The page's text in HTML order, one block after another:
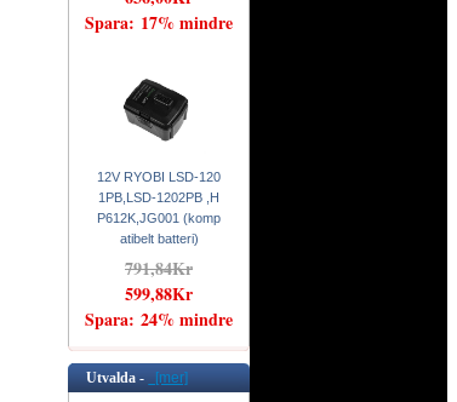
Spara: 17% mindre
12V RYOBI LSD-120
1PB,LSD-1202PB ,H
P612K,JG001 (komp
atibelt batteri)
791,84Kr
599,88Kr
Spara: 24% mindre
Utvalda - [mer]